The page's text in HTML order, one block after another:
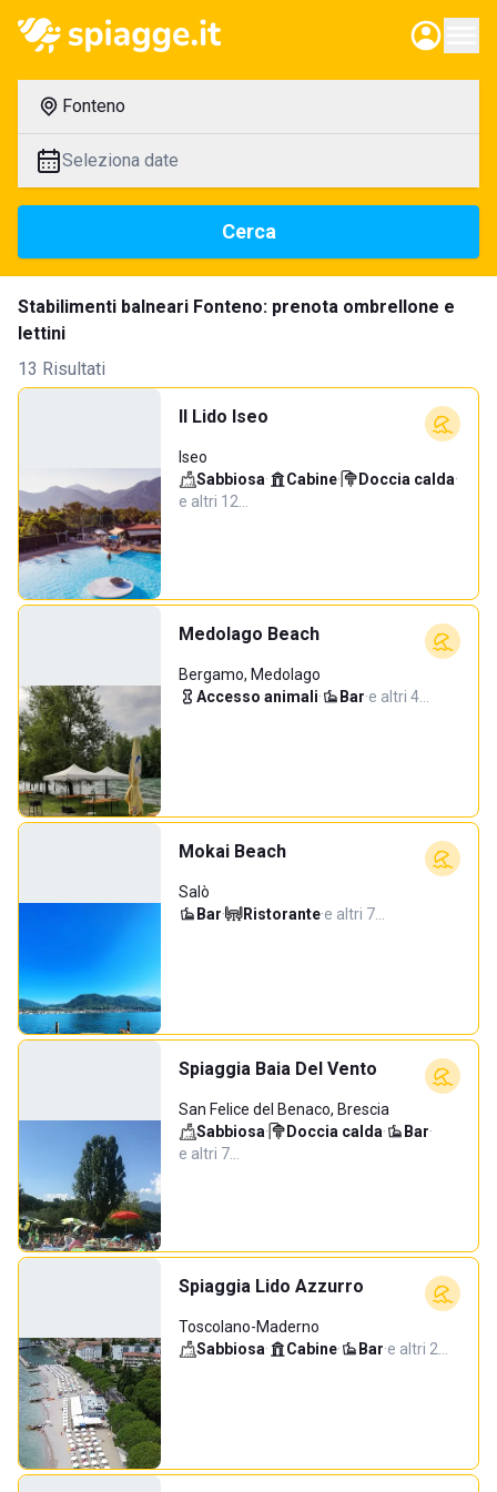
Fonteno
Seleziona date
Cerca
Stabilimenti balneari Fonteno: prenota ombrellone e
lettini
13 Risultati
Il Lido Iseo
Iseo
Sabbiosa· Cabine· Doccia calda·
e altri 12…
Medolago Beach
Bergamo, Medolago
Accesso animali· Bar·e altri 4…
Mokai Beach
Salò
Bar· Ristorante·e altri 7…
Spiaggia Baia Del Vento
San Felice del Benaco, Brescia
Sabbiosa· Doccia calda· Bar·
e altri 7…
Spiaggia Lido Azzurro
Toscolano-Maderno
Sabbiosa· Cabine· Bar·e altri 2…